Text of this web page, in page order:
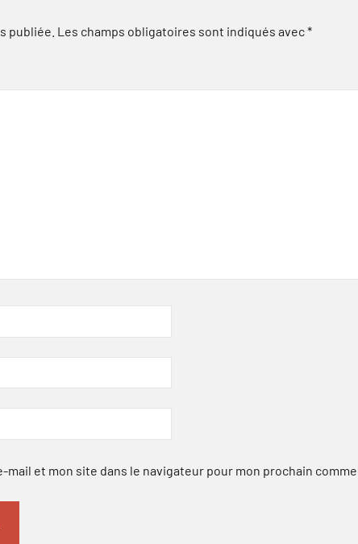
publiée. Les champs obligatoires sont indiqués avec*
mail et mon site dans le navigateur pour mon prochain